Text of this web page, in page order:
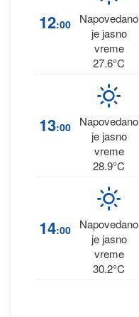
12:00
Napovedano
je jasno
vreme
27.6°C
13:00
Napovedano
je jasno
vreme
28.9°C
14:00
Napovedano
je jasno
vreme
30.2°C